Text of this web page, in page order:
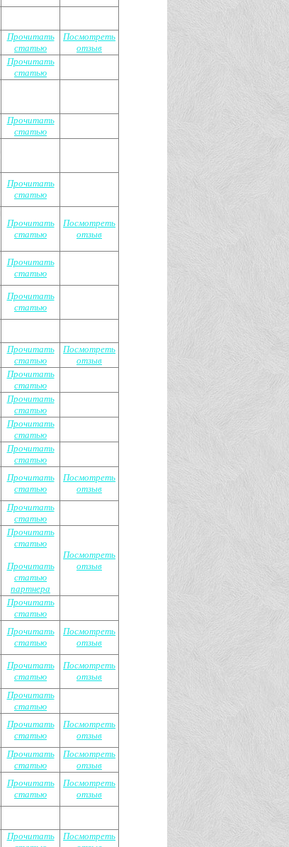
Прочитать
статью
Посмотреть
отзыв
Прочитать
статью
Прочитать
статью
Прочитать
статью
Прочитать
статью
Посмотреть
отзыв
Прочитать
статью
Прочитать
статью
Прочитать
статью
Посмотреть
отзыв
Прочитать
статью
Прочитать
статью
Прочитать
статью
Прочитать
статью
Прочитать
статью
Посмотреть
отзыв
Прочитать
статью
Прочитать
статью
Прочитать
статью
партнера
Посмотреть
отзыв
Прочитать
статью
Прочитать
статью
Посмотреть
отзыв
Прочитать
статью
Посмотреть
отзыв
Прочитать
статью
Прочитать
статью
Посмотреть
отзыв
Прочитать
статью
Посмотреть
отзыв
Прочитать
статью
Посмотреть
отзыв
Прочитать
Посмотреть